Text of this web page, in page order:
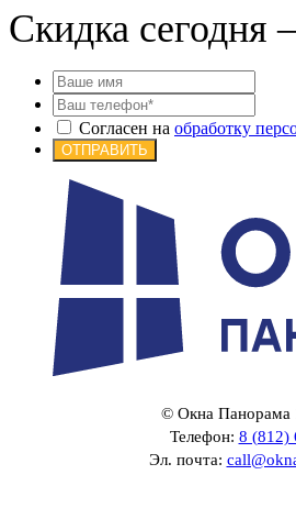
Скидка сегодня
Согласен на обработку
ОТПРАВИТЬ
© Окна Панорама
Телефон: 8 (812)
Эл. почта: